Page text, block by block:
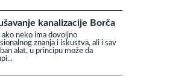
kanalizacije Borča
ako neko ima dovoljno
znanja i iskustva, ali i sav
alat, u principu može da